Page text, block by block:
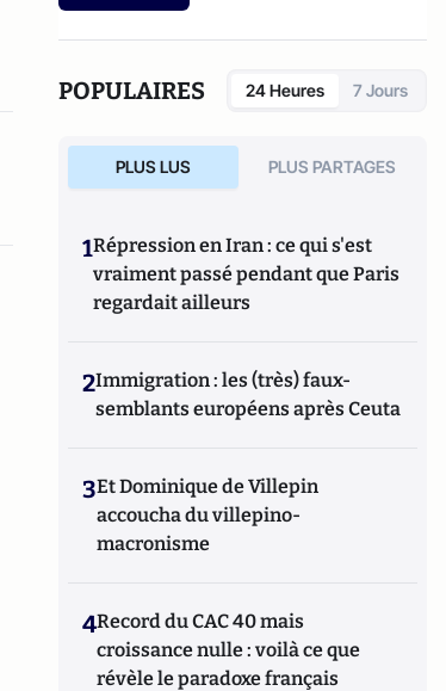
POPULAIRES 24 Heures 7 Jours
PLUS LUS PLUS PARTAGES
1Répression en Iran : ce qui s'est
vraiment passé pendant que Paris
regardait ailleurs
2Immigration : les (très) faux-
semblants européens après Ceuta
3Et Dominique de Villepin
accoucha du villepino-
macronisme
4Record du CAC 40 mais
croissance nulle : voilà ce que
révèle le paradoxe français